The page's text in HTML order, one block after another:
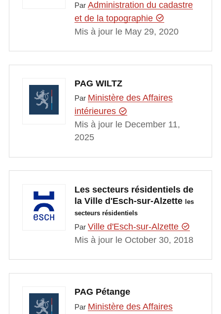
Par Administration du cadastre
et de la topographie
Mis à jour le May 29, 2020
PAG WILTZ
Par Ministère des Affaires
intérieures
Mis à jour le December 11,
2025
Les secteurs résidentiels de
la Ville d'Esch-sur-Alzette les
secteurs résidentiels
Par Ville d'Esch-sur-Alzette
Mis à jour le October 30, 2018
PAG Pétange
Par Ministère des Affaires